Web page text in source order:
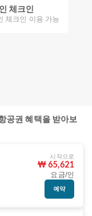
체크인
체크인 이용 가능
공권 혜택을 받아보
시작으로
₩ 65,621
요금/인
예약